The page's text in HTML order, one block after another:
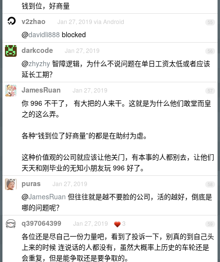
钱到位，好商量
55
v2zhao Jan 27, 2019 via Android
@davidli888 blocked
56
darkcode Jan 27, 2019
@zhyzhy 智障逻辑，为什么不说问题在单日工资太低或者应该
延长工期？
57
JamesRuan Jan 27, 2019
你 996 不干了， 有大把的人来干。这就是为什么他们敢堂而皇
之的这么弄。
各种“钱到位了好商量”的都是在助纣为虐。
这种价值观的公司就应该让他关门，有本事的人都别去，让他们
天天和刚毕业的无知小朋友玩 996 好了。
58
puras Jan 27, 2019
@JamesRuan 但往往就是越不要脸的公司，活的越好，倒底是
哪的问题呢？
59
q397064399 Jan 27, 2019 3
各位还是尽自己一份力量吧，看到了投诉一下，别真的到自己头
上来的时候 连说话的人都没有，虽然大概率上历史的车轮还是
会重复，但是能争取还是要争取的。